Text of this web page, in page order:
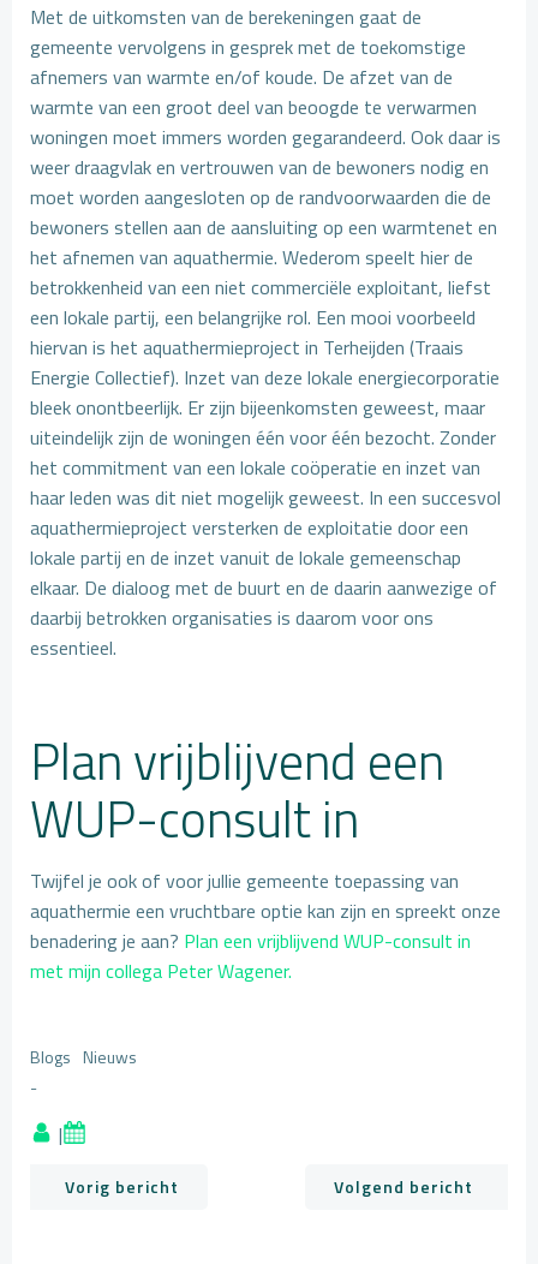
Met de uitkomsten van de berekeningen gaat de
gemeente vervolgens in gesprek met de toekomstige
afnemers van warmte en/of koude. De afzet van de
warmte van een groot deel van beoogde te verwarmen
woningen moet immers worden gegarandeerd. Ook daar is
weer draagvlak en vertrouwen van de bewoners nodig en
moet worden aangesloten op de randvoorwaarden die de
bewoners stellen aan de aansluiting op een warmtenet en
het afnemen van aquathermie. Wederom speelt hier de
betrokkenheid van een niet commerciële exploitant, liefst
een lokale partij, een belangrijke rol. Een mooi voorbeeld
hiervan is het aquathermieproject in Terheijden (Traais
Energie Collectief). Inzet van deze lokale energiecorporatie
bleek onontbeerlijk. Er zijn bijeenkomsten geweest, maar
uiteindelijk zijn de woningen één voor één bezocht. Zonder
het commitment van een lokale coöperatie en inzet van
haar leden was dit niet mogelijk geweest. In een succesvol
aquathermieproject versterken de exploitatie door een
lokale partij en de inzet vanuit de lokale gemeenschap
elkaar. De dialoog met de buurt en de daarin aanwezige of
daarbij betrokken organisaties is daarom voor ons
essentieel.
Plan vrijblijvend een
WUP-consult in
Twijfel je ook of voor jullie gemeente toepassing van
aquathermie een vruchtbare optie kan zijn en spreekt onze
benadering je aan? Plan een vrijblijvend WUP-consult in
met mijn collega Peter Wagener.
Blogs Nieuws
-
|
Bericht
Vorig bericht
Bericht
Volgend bericht